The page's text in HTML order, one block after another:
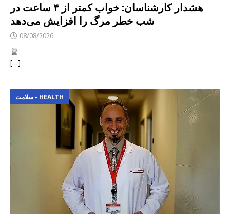
هشدار کارشناسان: خواب کمتر از ۴ ساعت در
شب خطر مرگ را افزایش می‌دهد
08/08/2026
[…]
سلامت - HEALTH